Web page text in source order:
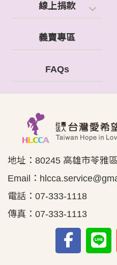
線上捐款
義賣專區
FAQs
地址： 80245 高雄市苓雅
Email：
電話： 07-333-1118
傳真： 07-333-1113